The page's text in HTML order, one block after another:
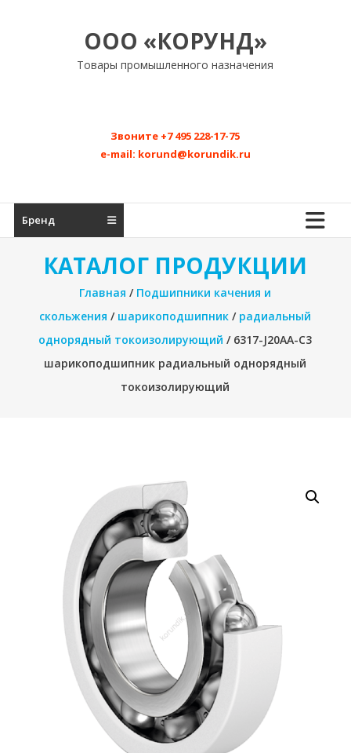
ООО «КОРУНД»
Товары промышленного назначения
Звоните +7 495 228-17-75
e-mail: korund@korundik.ru
Бренд
КАТАЛОГ ПРОДУКЦИИ
Главная / Подшипники качения и
скольжения / шарикоподшипник / радиальный
однорядный токоизолирующий / 6317-J20AA-C3
шарикоподшипник радиальный однорядный
токоизолирующий